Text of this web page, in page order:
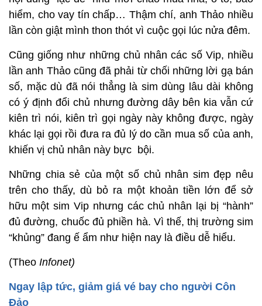
hiểm, cho vay tín chấp… Thậm chí, anh Thảo nhiều
lần còn giật mình thon thót vì cuộc gọi lúc nửa đêm.
Cũng giống như những chủ nhân các số Vip, nhiều
lần anh Thảo cũng đã phải từ chối những lời gạ bán
số, mặc dù đã nói thẳng là sim dùng lâu dài không
có ý định đổi chủ nhưng đường dây bên kia vẫn cứ
kiên trì nói, kiên trì gọi ngày này không được, ngày
khác lại gọi rồi đưa ra đủ lý do cần mua số của anh,
khiến vị chủ nhân này bực bội.
Những chia sẻ của một số chủ nhân sim đẹp nêu
trên cho thấy, dù bỏ ra một khoản tiền lớn để sở
hữu một sim Vip nhưng các chủ nhân lại bị “hành”
đủ đường, chuốc đủ phiền hà. Vì thế, thị trường sim
“khủng” đang ế ẩm như hiện nay là điều dễ hiểu.
(Theo Infonet)
Ngay lập tức, giảm giá vé bay cho người Côn
Đảo